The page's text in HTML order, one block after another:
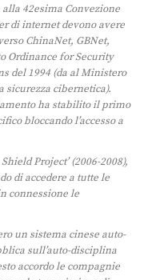
42esima Convezione
di internet devono avere
ChinaNet, GBNet,
Ordinance for Security
del 1994 (da al Ministero
sicurezza cibernetica).
ha stabilito il primo
bloccando l’accesso a
Project’ (2006-2008),
di accedere a tutte le
connessione le
un sistema cinese auto-
sull’auto-disciplina
accordo le compagnie